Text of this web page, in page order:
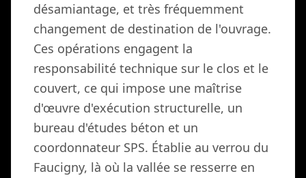
désamiantage, et très fréquemment
changement de destination de l'ouvrage.
Ces opérations engagent la
responsabilité technique sur le clos et le
couvert, ce qui impose une maîtrise
d'œuvre d'exécution structurelle, un
bureau d'études béton et un
coordonnateur SPS. Établie au verrou du
Faucigny, là où la vallée se resserre en